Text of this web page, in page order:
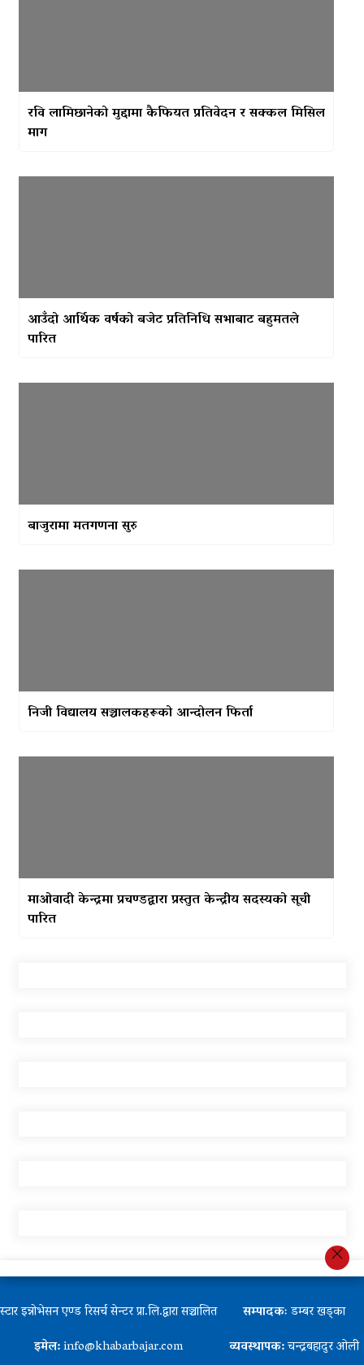
रवि लामिछानेको मुद्दामा कैफियत प्रतिवेदन र सक्कल मिसिल
माग
आउँदो आर्थिक वर्षको बजेट प्रतिनिधि सभाबाट बहुमतले
पारित
बाजुरामा मतगणना सुरु
निजी विद्यालय सञ्चालकहरूको आन्दोलन फिर्ता
माओवादी केन्द्रमा प्रचण्डद्वारा प्रस्तुत केन्द्रीय सदस्यको सूची
पारित
स्टार इन्नोभेसन एण्ड रिसर्च सेन्टर प्रा.लि.द्वारा सञ्चालित
इमेल:info@khabarbajar.com
सम्पादकःडम्बर खड्का
व्यवस्थापक:चन्द्रबहादुर ओली